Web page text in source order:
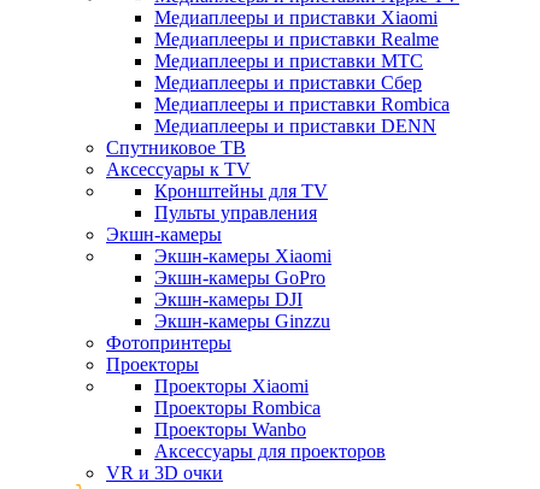
Медиаплееры и приставки Xiaomi
Медиаплееры и приставки Realme
Медиаплееры и приставки МТС
Медиаплееры и приставки Сбер
Медиаплееры и приставки Rombica
Медиаплееры и приставки DENN
Спутниковое ТВ
Аксессуары к TV
Кронштейны для TV
Пульты управления
Экшн-камеры
Экшн-камеры Xiaomi
Экшн-камеры GoPro
Экшн-камеры DJI
Экшн-камеры Ginzzu
Фотопринтеры
Проекторы
Проекторы Xiaomi
Проекторы Rombica
Проекторы Wanbo
Аксессуары для проекторов
VR и 3D очки